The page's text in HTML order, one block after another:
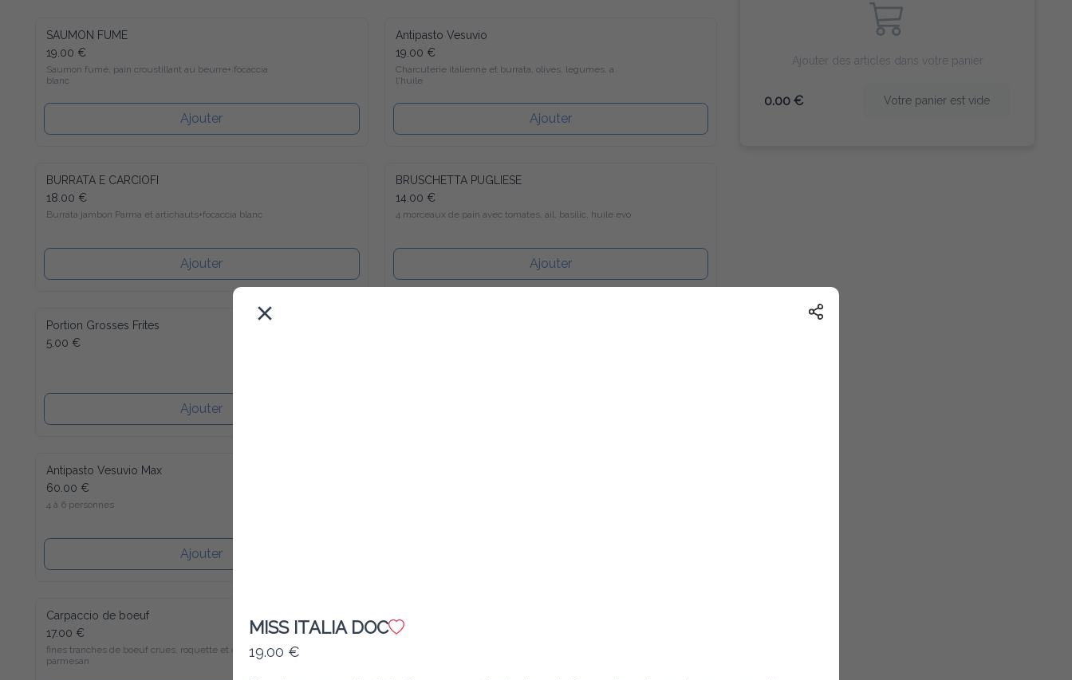
SAUMON FUMÉ
19.00 €
Saumon fumé, pain croustillant au beurre+ focaccia blanc
Ajouter
Antipasto Vesuvio
19.00 €
Charcuterie italienne et burrata, olives, legumes, a l'huile
Ajouter
BURRATA E CARCIOFI
18.00 €
Burrata jambon Parma et artichauts+focaccia blanc
Ajouter
BRUSCHETTA PUGLIESE
14.00 €
4 morceaux de pain avec tomates, ail, basilic, huile evo
Ajouter
Portion Grosses Frites
5.00 €
Ajouter
Antipasto Vesuvio Max
60.00 €
4 à 6 personnes
Ajouter
Carpaccio de boeuf
17.00 €
fines tranches de boeuf crues, roquette et copeaux de parmesan
17.00 €
Ajouter des articles dans votre panier
0.00 € Votre panier est vide
MISS ITALIA DOC
19.00 €